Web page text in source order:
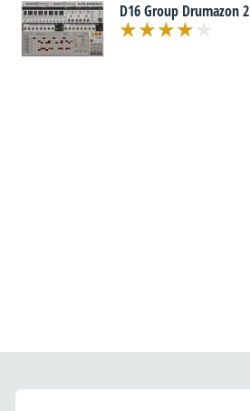
D16 Group Drumazon 2